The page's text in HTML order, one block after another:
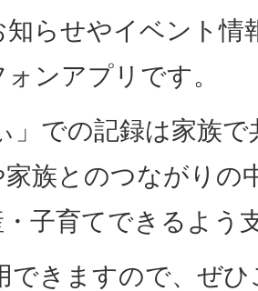
知らせやイベント情
ンアプリです。
」での記録は家族
家族とのつながりの
子育てできるよう
できますので、ぜ